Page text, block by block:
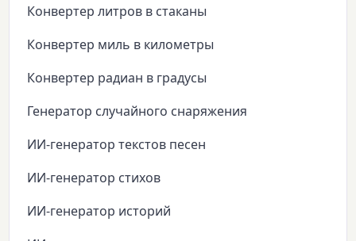
Конвертер литров в стаканы
Конвертер миль в километры
Конвертер радиан в градусы
Генератор случайного снаряжения
ИИ-генератор текстов песен
ИИ-генератор стихов
ИИ-генератор историй